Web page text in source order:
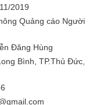
2019
Quảng cáo Người
Đăng Hùng
Bình, TP.Thủ Đức,